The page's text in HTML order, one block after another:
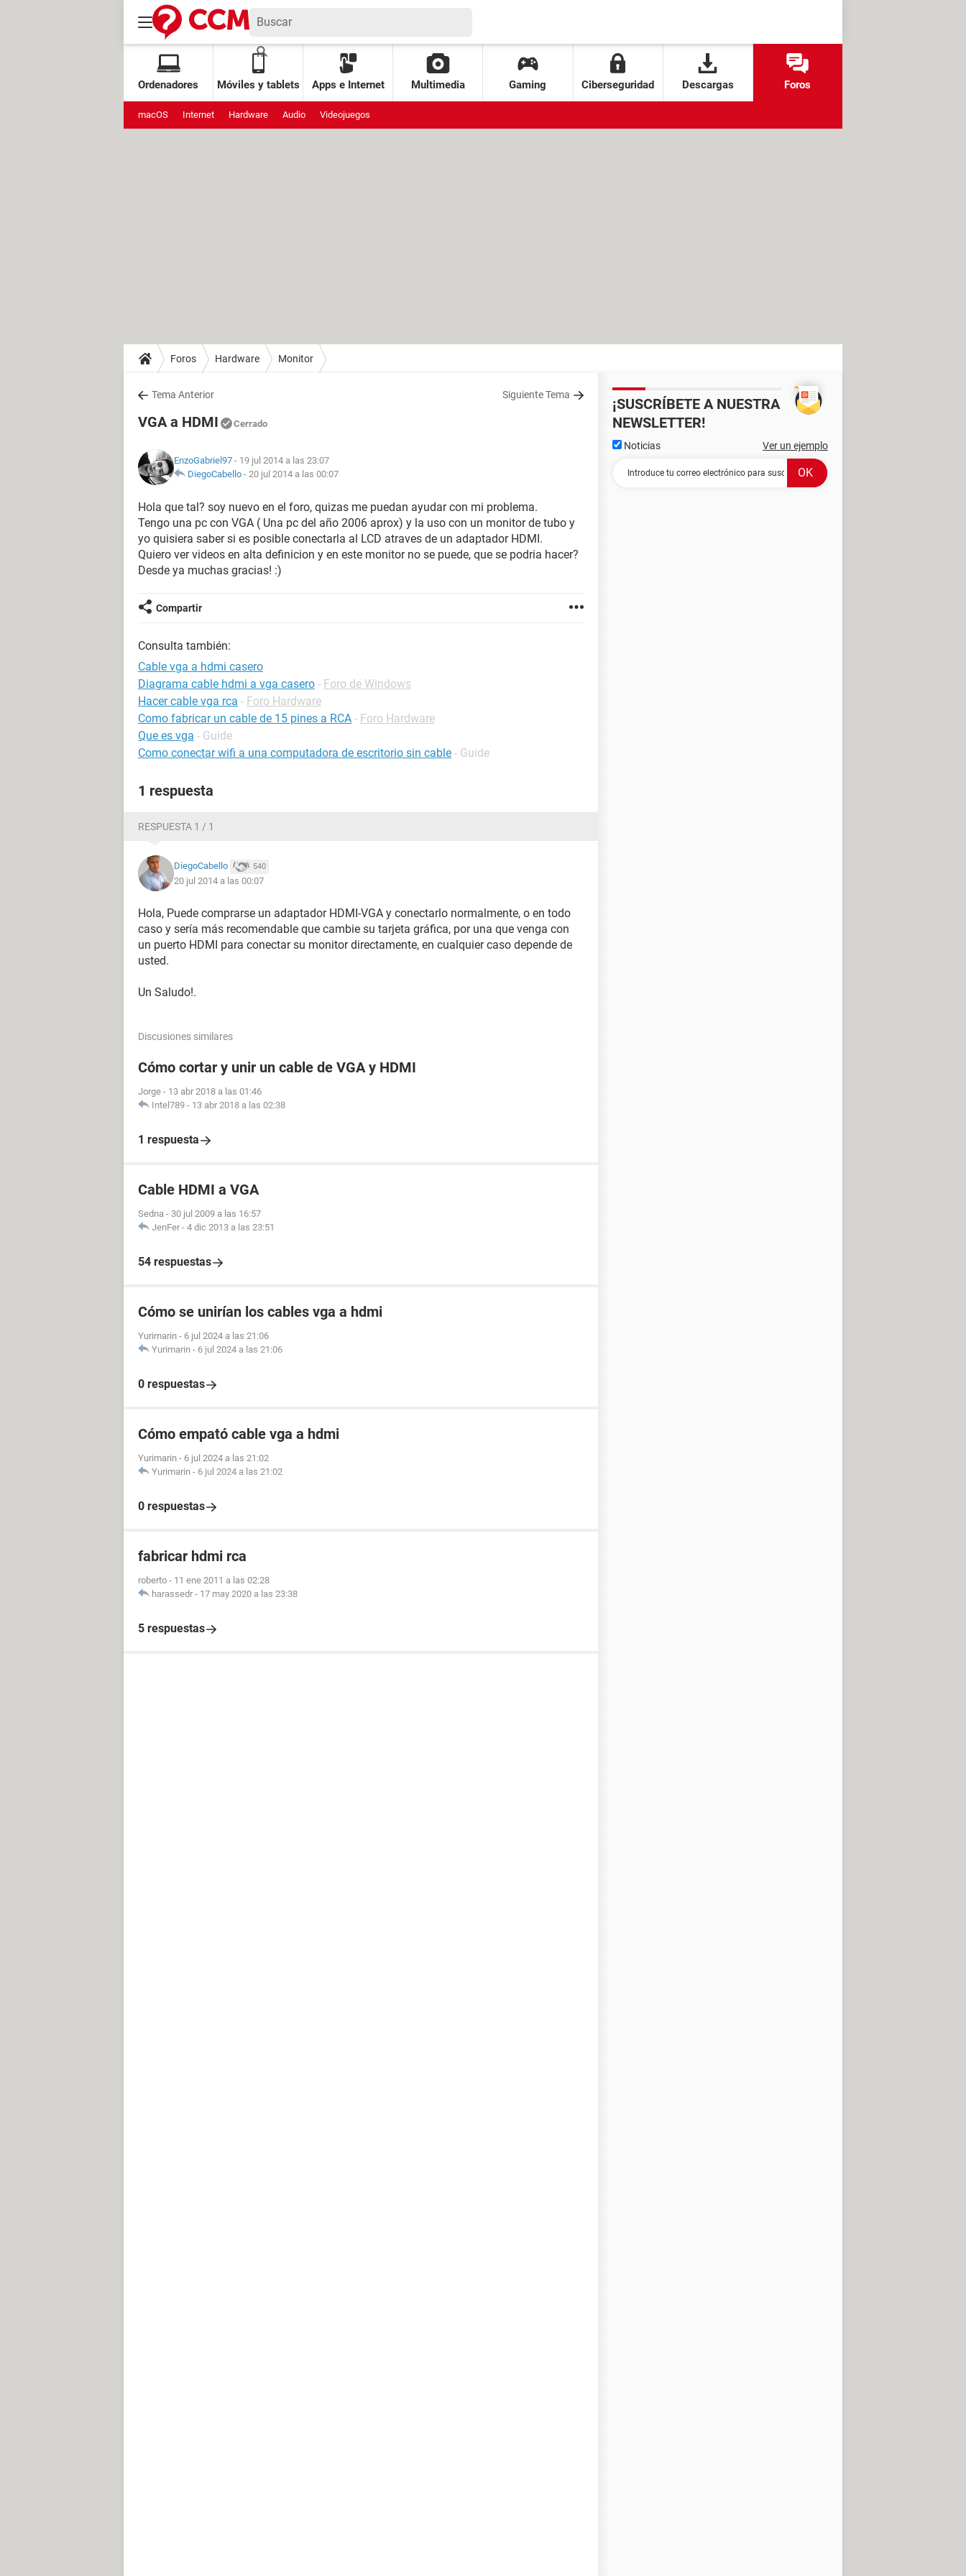
Ordenadores Móviles y tablets Apps e Internet Multimedia Gaming Ciberseguridad Descargas Foros
macOS Internet Hardware Audio Videojuegos
Foros Hardware Monitor
Tema Anterior Siguiente Tema
VGA a HDMI Cerrado
EnzoGabriel97 - 19 jul 2014 a las 23:07
DiegoCabello - 20 jul 2014 a las 00:07
Hola que tal? soy nuevo en el foro, quizas me puedan ayudar con mi problema.
Tengo una pc con VGA ( Una pc del año 2006 aprox) y la uso con un monitor de tubo y
yo quisiera saber si es posible conectarla al LCD atraves de un adaptador HDMI.
Quiero ver videos en alta definicion y en este monitor no se puede, que se podria hacer?
Desde ya muchas gracias! :)
Compartir
Consulta también:
Cable vga a hdmi casero
Diagrama cable hdmi a vga casero - Foro de Windows
Hacer cable vga rca - Foro Hardware
Como fabricar un cable de 15 pines a RCA - Foro Hardware
Que es vga - Guide
Como conectar wifi a una computadora de escritorio sin cable - Guide
1 respuesta
RESPUESTA 1 / 1
DiegoCabello 540
20 jul 2014 a las 00:07
Hola, Puede comprarse un adaptador HDMI-VGA y conectarlo normalmente, o en todo
caso y sería más recomendable que cambie su tarjeta gráfica, por una que venga con
un puerto HDMI para conectar su monitor directamente, en cualquier caso depende de
usted.
Un Saludo!.
Discusiones similares
Cómo cortar y unir un cable de VGA y HDMI
Jorge - 13 abr 2018 a las 01:46
Intel789 - 13 abr 2018 a las 02:38
1 respuesta
Cable HDMI a VGA
Sedna - 30 jul 2009 a las 16:57
JenFer - 4 dic 2013 a las 23:51
54 respuestas
Cómo se unirían los cables vga a hdmi
Yurimarin - 6 jul 2024 a las 21:06
Yurimarin - 6 jul 2024 a las 21:06
0 respuestas
Cómo empató cable vga a hdmi
Yurimarin - 6 jul 2024 a las 21:02
Yurimarin - 6 jul 2024 a las 21:02
0 respuestas
fabricar hdmi rca
roberto - 11 ene 2011 a las 02:28
harassedr - 17 may 2020 a las 23:38
5 respuestas
¡SUSCRÍBETE A NUESTRA
NEWSLETTER!
Noticias Ver un ejemplo